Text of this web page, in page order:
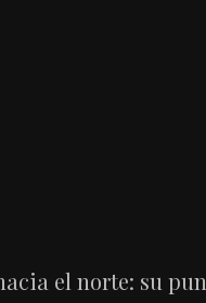
el norte: su